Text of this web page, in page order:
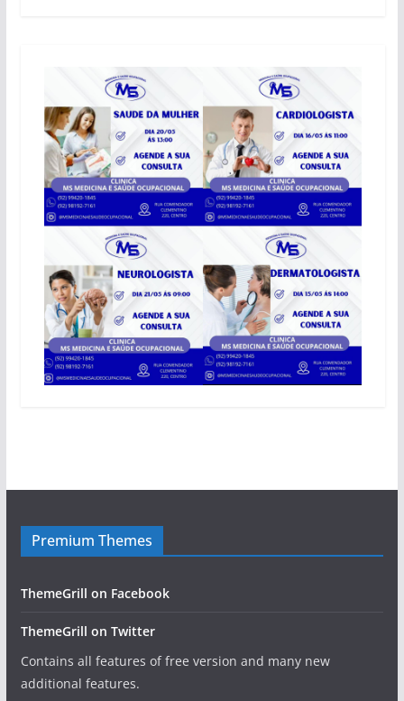
Premium Themes
ThemeGrill on Facebook
ThemeGrill on Twitter
Contains all features of free version and many new
additional features.